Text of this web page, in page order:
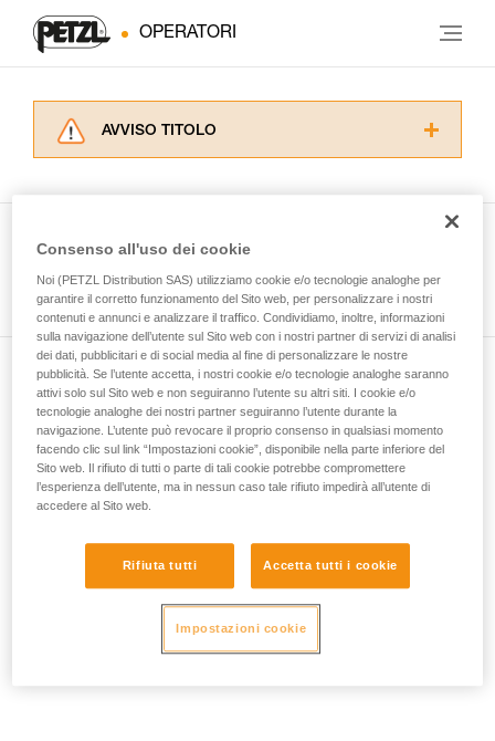
OPERATORI
AVVISO TITOLO
La padronanza di queste tecniche richiede una
formazione ed un addestramento specifico.
Verificate con un professionista la vostra
capacità di rifare la manovra, da soli, in piena
sicurezza, prima di riprodurla autonomamente.
Forniamo esempi di tecniche relative alla vostra
attività. Ne possono esistere altre che non
vengono qui descritte.
Guarda tutti i consigli tecnici
Iscriviti alla newsletter
e rimani connesso alle nostre novità
E-mail *
Unisciti alla community!
Consenso all'uso dei cookie
Noi (PETZL Distribution SAS) utilizziamo cookie e/o tecnologie analoghe per
garantire il corretto funzionamento del Sito web, per personalizzare i nostri
contenuti e annunci e analizzare il traffico. Condividiamo, inoltre, informazioni
sulla navigazione dell’utente sul Sito web con i nostri partner di servizi di analisi
dei dati, pubblicitari e di social media al fine di personalizzare le nostre
pubblicità. Se l’utente accetta, i nostri cookie e/o tecnologie analoghe saranno
attivi solo sul Sito web e non seguiranno l’utente su altri siti. I cookie e/o
tecnologie analoghe dei nostri partner seguiranno l’utente durante la
navigazione. L’utente può revocare il proprio consenso in qualsiasi momento
facendo clic sul link “Impostazioni cookie”, disponibile nella parte inferiore del
Sito web. Il rifiuto di tutti o parte di tali cookie potrebbe compromettere
l’esperienza dell’utente, ma in nessun caso tale rifiuto impedirà all’utente di
accedere al Sito web.
Rifiuta tutti Accetta tutti i cookie
Impostazioni cookie